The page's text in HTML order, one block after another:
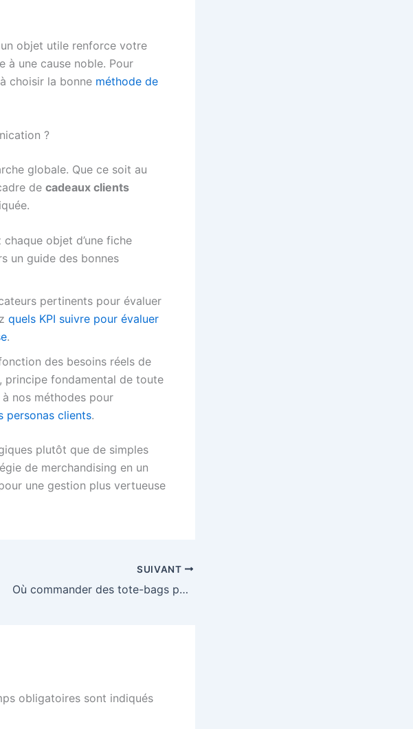
objet utile renforce votre
à une cause noble. Pour
choisir la bonne méthode de
?
globale. Que ce soit au
de cadeaux clients
objet d’une fiche
un guide des bonnes
pertinents pour évaluer
quels KPI suivre pour évaluer
.
des besoins réels de
principe fondamental de toute
nos méthodes pour
personas clients.
plutôt que de simples
de merchandising en un
une gestion plus vertueuse
SUIVANT
Où commander des tote-bags personnalisés tissés à partir de fils de polyester recyclé en 2026 ?
obligatoires sont indiqués